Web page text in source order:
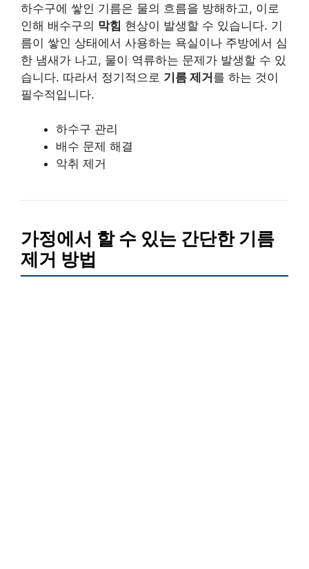
하수구에 쌓인 기름은 물의 흐름을 방해하고, 이로
인해 배수구의 막힘 현상이 발생할 수 있습니다. 기
름이 쌓인 상태에서 사용하는 욕실이나 주방에서 심
한 냄새가 나고, 물이 역류하는 문제가 발생할 수 있
습니다. 따라서 정기적으로 기름 제거를 하는 것이
필수적입니다.
하수구 관리
배수 문제 해결
악취 제거
가정에서 할 수 있는 간단한 기름
제거 방법